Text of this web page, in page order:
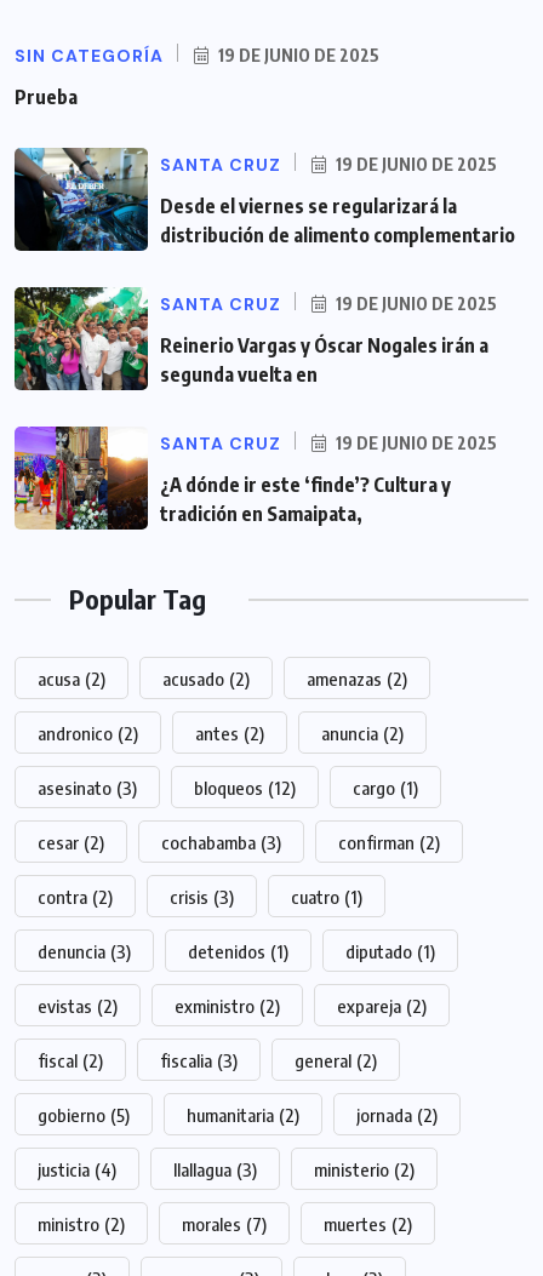
SIN CATEGORÍA 19 DE JUNIO DE 2025
Prueba
SANTA CRUZ 19 DE JUNIO DE 2025
Desde el viernes se regularizará la
distribución de alimento complementario
SANTA CRUZ 19 DE JUNIO DE 2025
Reinerio Vargas y Óscar Nogales irán a
segunda vuelta en
SANTA CRUZ 19 DE JUNIO DE 2025
¿A dónde ir este ‘finde’? Cultura y
tradición en Samaipata,
Popular Tag
acusa (2) acusado (2) amenazas (2)
andronico (2) antes (2) anuncia (2)
asesinato (3) bloqueos (12) cargo (1)
cesar (2) cochabamba (3) confirman (2)
contra (2) crisis (3) cuatro (1)
denuncia (3) detenidos (1) diputado (1)
evistas (2) exministro (2) expareja (2)
fiscal (2) fiscalia (3) general (2)
gobierno (5) humanitaria (2) jornada (2)
justicia (4) llallagua (3) ministerio (2)
ministro (2) morales (7) muertes (2)